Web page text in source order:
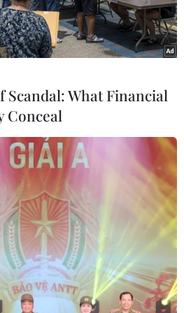
Modi phát biểu tại Hội nghị thượng
giáo. (Nguồn: ANI)
đỉnh Phật giáo đầu
đô New Delhi, Ấn Độ.
tại New Delhi, hội nghị
và Liên đoàn Phật giáo
Scandal: What Financial
Conceal